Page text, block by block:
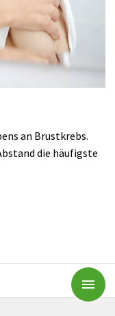
an Brustkrebs.
die häufigste